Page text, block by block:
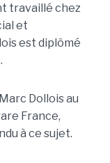
travaillé chez
et
est diplômé
Dollois au
France,
à ce sujet.